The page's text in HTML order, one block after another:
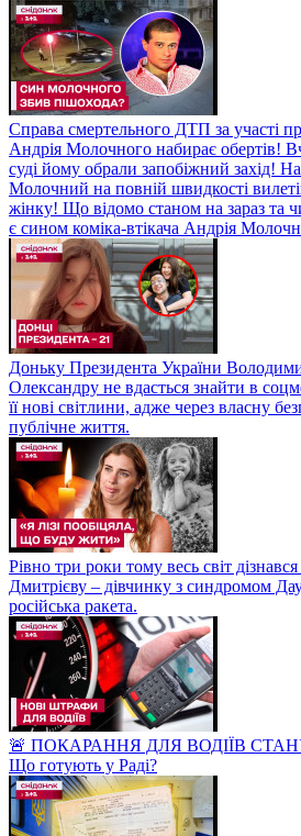
Справа смертельного ДТП за участі
Андрія Молочного набирає обертів!
суді йому обрали запобіжний захід!
Молочний на повній швидкості
жінку! Що відомо станом на зараз та
є сином коміка-втікача Андрія
Доньку Президента України
Олександру не вдасться знайти в
її нові світлини, адже через власну
публічне життя.
Рівно три роки тому весь світ
Дмитрієву – дівчинку з синдромом
російська ракета.
🚨 ПОКАРАННЯ ДЛЯ ВОДІЇВ
Що готують у Раді?